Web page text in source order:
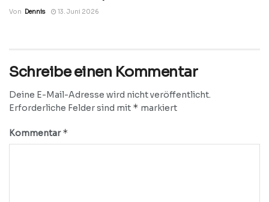
Von Dennis 13. Juni 2026
Schreibe einen Kommentar
Deine E-Mail-Adresse wird nicht veröffentlicht.
Erforderliche Felder sind mit * markiert
Kommentar*